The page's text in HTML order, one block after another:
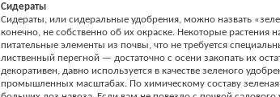
Сидераты
Сидераты, или сидеральные удобрения, можно назвать
конечно, не собственно об их окраске. Некоторые растения
питательные элементы из почвы, что не требуется
лиственный перегной — достаточно с осени закопать их
декоративен, давно используется в качестве зеленого
промышленных масштабах. По химическому составу